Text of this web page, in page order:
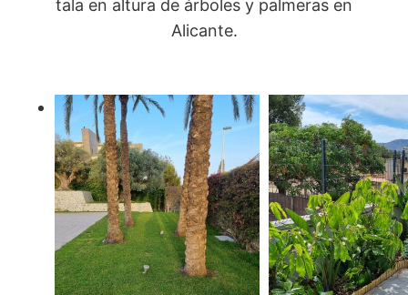
tala en altura de árboles y palmeras en
Alicante.